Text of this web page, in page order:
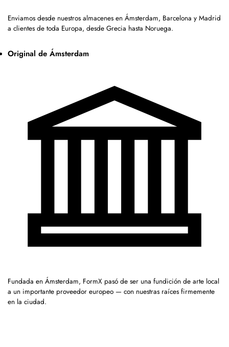
Enviamos desde nuestros almacenes en Ámsterdam, Barcelona y Madrid
a clientes de toda Europa, desde Grecia hasta Noruega.
Original de Ámsterdam
Fundada en Ámsterdam, FormX pasó de ser una fundición de arte local
a un importante proveedor europeo — con nuestras raíces firmemente
en la ciudad.